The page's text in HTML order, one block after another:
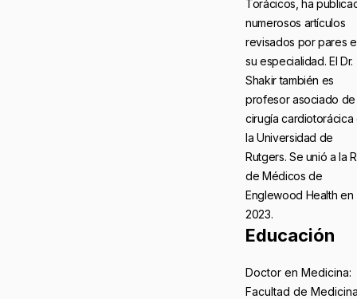
Torácicos, ha
numerosos artículos
revisados por pares
su especialidad. El Dr.
Shakir también es
profesor asociado de
cirugía cardiotorácica
la Universidad de
Rutgers. Se unió a la
de Médicos de
Englewood Health en
2023.
Educación
Doctor en Medicina:
Facultad de